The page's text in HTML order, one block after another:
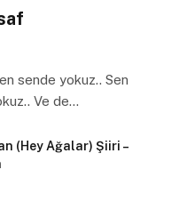
sende yokuz.. Sen
Ve de…
(Hey Ağalar) Şiiri –